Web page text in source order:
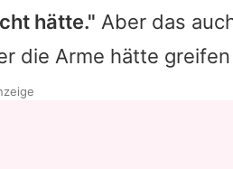
hätte." Aber das
die Arme hätte